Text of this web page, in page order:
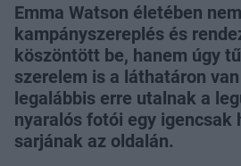
Emma Watson életében
kampányszereplés és
köszöntött be, hanem úgy
szerelem is a láthatáron
legalábbis erre utalnak a
nyaralós fotói egy igencsak
sarjának az oldalán.